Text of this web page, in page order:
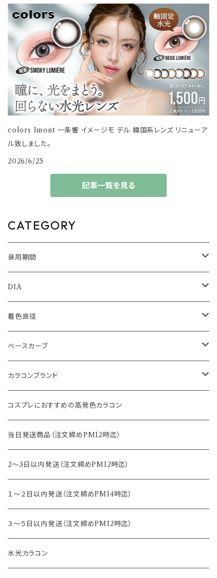
colors 1mont 一条響 イメージモ デル 韓国系レンズ リニューア
ル致しました。
2026/6/25
記事一覧を見る
CATEGORY
装用期間
1day
1month
2ｗeek
DIA
14.0mm
14.1mm
14.2mm
14.5mm
15.0mm
14.4mm
着色直径
12.5mm
12.8mm
13.0mm
13.2mm
13.3mm
13.4mm
13.5mm
13.6mm
ベースカーブ
8.6mm
8.7mm
8.8mm
8.5mm
カラコンブランド
エバーカラー
エヌズコレクション
トパーズ
キャンディーマジック
レヴィア
チュチュ
コスプレにおすすめの高発色カラコン
当日発送商品（注文締めPM12時迄）
2～3日以内発送（注文締めPM12時迄）
１～２日以内発送（注文締めPM14時迄）
３～５日以内発送（注文締めPM12時迄）
水光カラコン